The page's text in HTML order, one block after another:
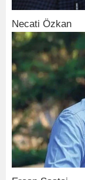
Necati Özkan